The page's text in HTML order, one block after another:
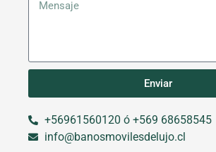
Enviar
+56961560120 ó +569 68658545
info@banosmovilesdelujo.cl